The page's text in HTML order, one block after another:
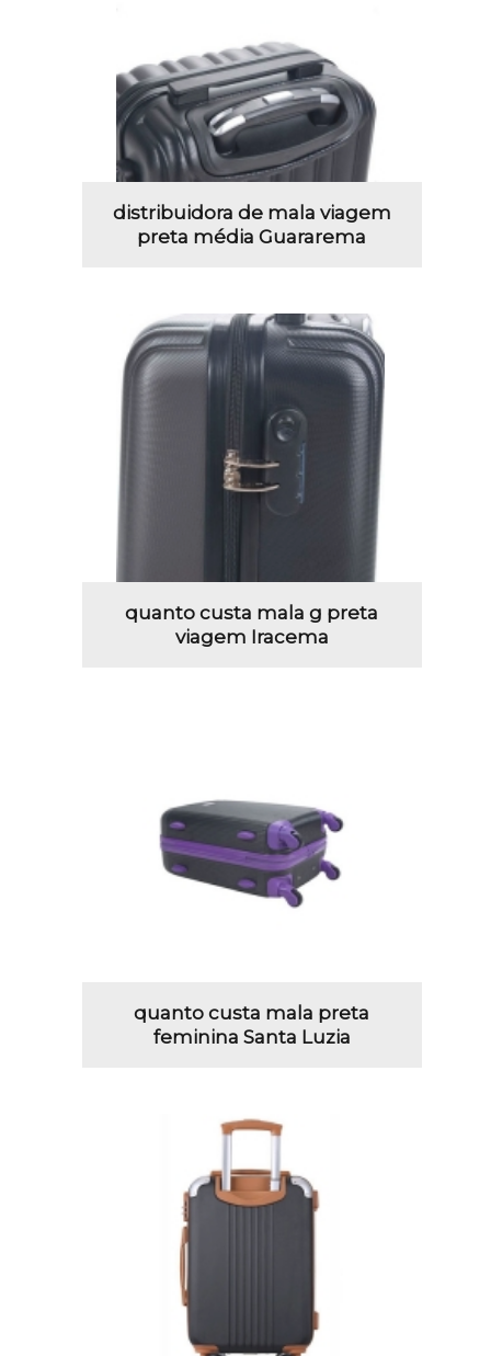
distribuidora de mala viagem
preta média Guararema
quanto custa mala g preta
viagem Iracema
quanto custa mala preta
feminina Santa Luzia